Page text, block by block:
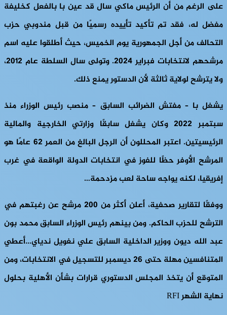
على الرغم من أن الرئيس ماكي سال قد عين با بالفعل كخليفة
مفضل له، فقد تم تأكيد تأييده رسميًا من قبل مندوبي حزب
التحالف من أجل الجمهورية يوم الخميس، حيث أطلقوا عليه اسم
مرشحهم لانتخابات فبراير 2024. وتولى سال السلطة عام 2012،
ولا يترشح لولاية ثالثة لأن الدستور يمنع ذلك.
يشغل با – مفتش الضرائب السابق – منصب رئيس الوزراء منذ
سبتمبر 2022 وكان يشغل سابقًا وزارتي الخارجية والمالية
الرئيسيتين. اعتبر المحللون أن الرجل البالغ من العمر 62 عامًا هو
المرشح الأوفر حظًا للفوز في انتخابات الدولة الواقعة في غرب
إفريقيا، لكنه يواجه ساحة لعب مزدحمة…
ووفقًا لتقارير صحفية، أعلن أكثر من 200 مرشح عن رغبتهم في
الترشح للحزب الحاكم. ومن بينهم رئيس الوزراء السابق محمد بون
عبد الله ديون ووزير الداخلية السابق علي نغويل ندياي…أعطي
المتنافسين مهلة حتى 26 ديسمبر للتسجيل في الانتخابات، ومن
المتوقع أن يتخذ المجلس الدستوري قرارات بشأن الأهلية بحلول
نهاية الشهر RFI